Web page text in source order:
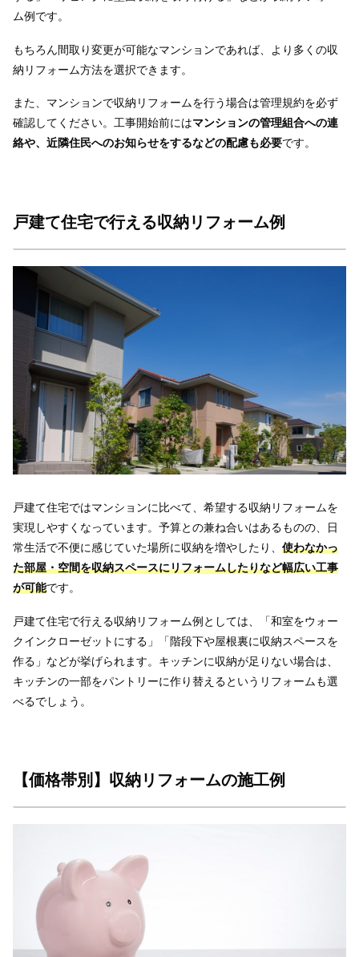
ム例です。
もちろん間取り変更が可能なマンションであれば、より多くの収
納リフォーム方法を選択できます。
また、マンションで収納リフォームを行う場合は管理規約を必ず
確認してください。工事開始前にはマンションの管理組合への連
絡や、近隣住民へのお知らせをするなどの配慮も必要です。
戸建て住宅で行える収納リフォーム例
戸建て住宅ではマンションに比べて、希望する収納リフォームを
実現しやすくなっています。予算との兼ね合いはあるものの、日
常生活で不便に感じていた場所に収納を増やしたり、 使わなかっ
た部屋・空間を収納スペースにリフォームしたりなど幅広い工事
が可能です。
戸建て住宅で行える収納リフォーム例としては、「和室をウォー
クインクローゼットにする」「階段下や屋根裏に収納スペースを
作る」などが挙げられます。キッチンに収納が足りない場合は、
キッチンの一部をパントリーに作り替えるというリフォームも選
べるでしょう。
【価格帯別】収納リフォームの施工例